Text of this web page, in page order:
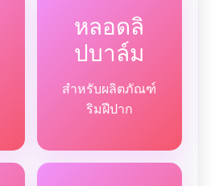
หลอดลิ
ปบาล์ม
สำหรับผลิตภัณฑ์
ริมฝีปาก